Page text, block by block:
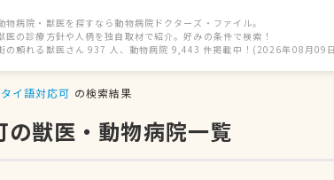
物病院・獣医を探すなら動物病院ドクターズ・ファイル。
医の診療方針や人柄を独自取材で紹介。好みの条件で検索！
の頼れる獣医さん 937 人、動物病院 9,443 件掲載中！(2026年08月09
タイ語対応可 の検索結果
獣医・動物病院一覧